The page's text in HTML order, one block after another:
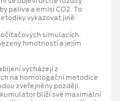
paliva a emisí CO2. To
vykazovat jiné
simulacích.
hmotností a jejím
vycházejí z
na homologační metodice
zveřejněny později.
blíží své maximální